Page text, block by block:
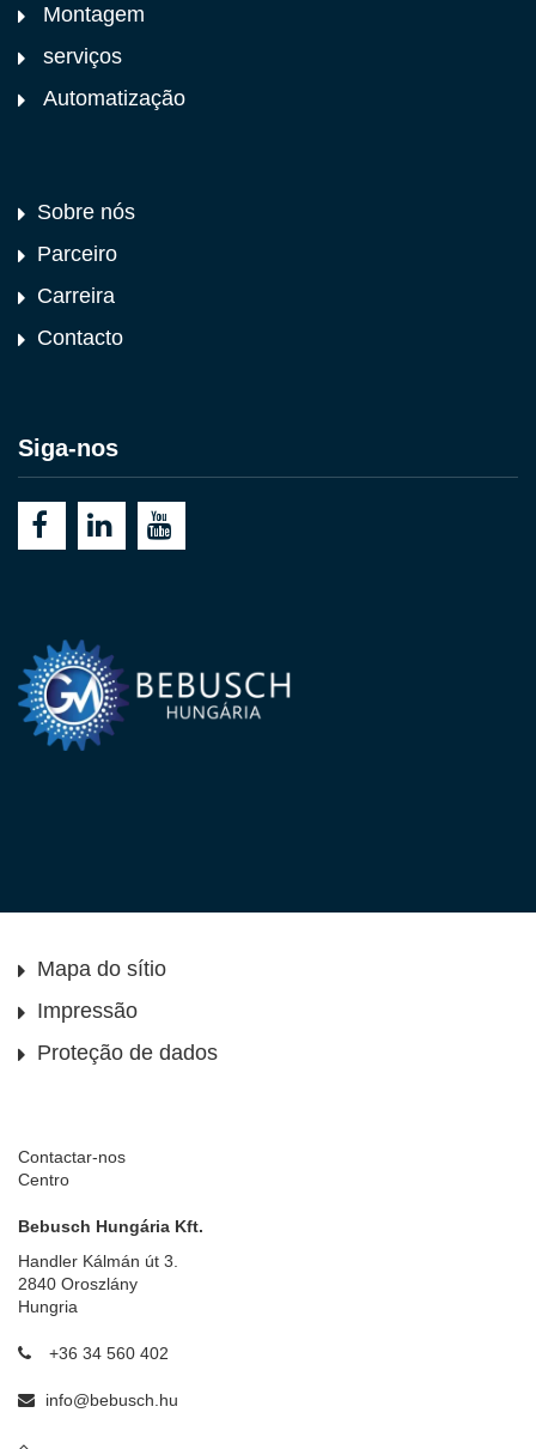
Montagem
serviços
Automatização
Sobre nós
Parceiro
Carreira
Contacto
Siga-nos
Mapa do sítio
Impressão
Proteção de dados
Contactar-nos
Centro
Bebusch Hungária Kft.
Handler Kálmán út 3.
2840 Oroszlány
Hungria
+36 34 560 402
info@bebusch.hu